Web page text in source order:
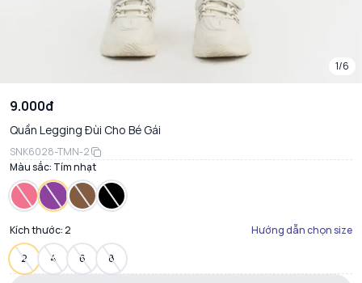
1/6
9.000đ
Quần Legging Đùi Cho Bé Gái
SNK6028-TMN-2
Màu sắc: Tím nhạt
Kích thước:2 Hướng dẫn chọn size
2 4 6 8